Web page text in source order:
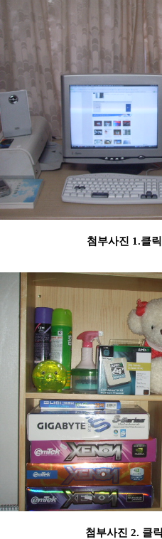
첨부사진 1.클
첨부사진 2. 클